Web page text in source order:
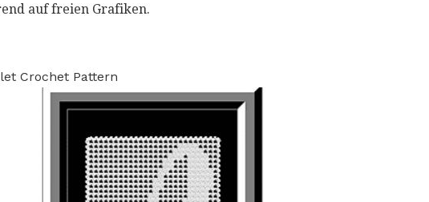
auf freien Grafiken.
Crochet Pattern